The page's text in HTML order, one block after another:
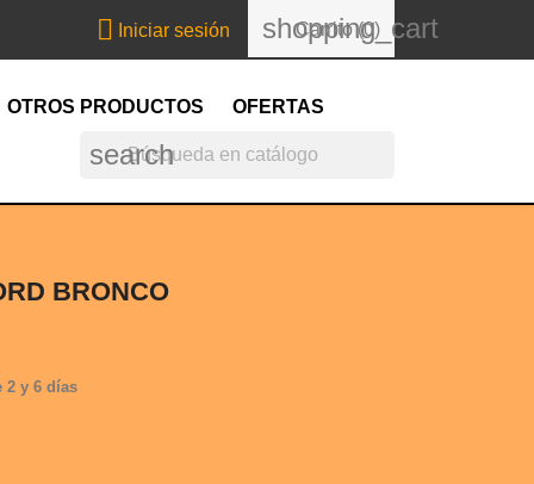
 Iniciar sesión shopping_cart
Carrito (0)
OTROS PRODUCTOS OFERTAS
search
BRONCO
2 y 6 días